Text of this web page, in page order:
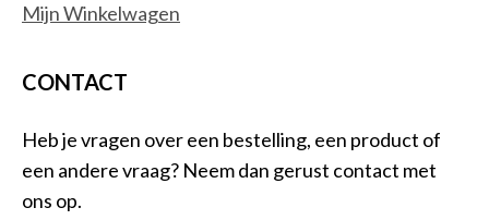
Mijn Winkelwagen
CONTACT
Heb je vragen over een bestelling, een product of
een andere vraag? Neem dan gerust contact met
ons op.